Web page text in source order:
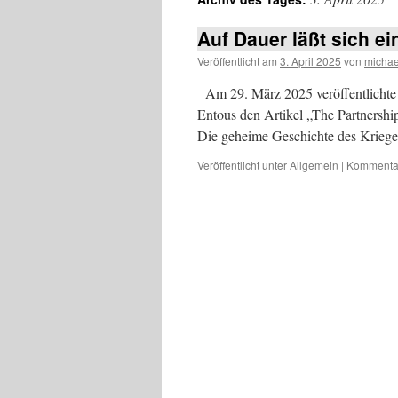
Auf Dauer läßt sich
Veröffentlicht am 3. April 2025 von
Am 29. März 2025
Entous den Artikel „The
Die geheime Geschichte des
Veröffentlicht unterAllgemein |